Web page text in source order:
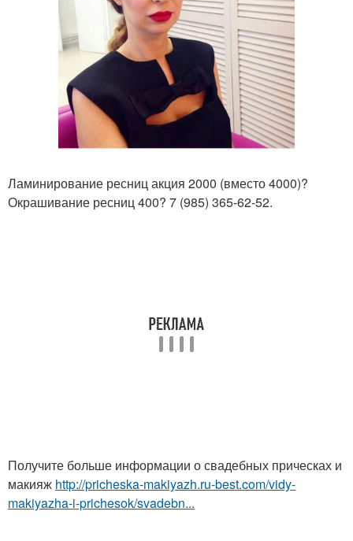
Ламинирование ресниц акция 2000 (вместо 4000)?
Окрашивание ресниц 400? 7 (985) 365-62-52.
Получите больше информации о свадебных прическах и
макияж http://pricheska-makiyazh.ru-best.com/vidy-
makiyazha-i-prichesok/svadebn...